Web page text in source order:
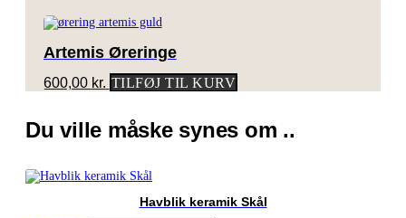
Artemis Øreringe
600,00 kr. TILFØJ TIL KURV
Du ville måske synes om ..
Havblik keramik Skål